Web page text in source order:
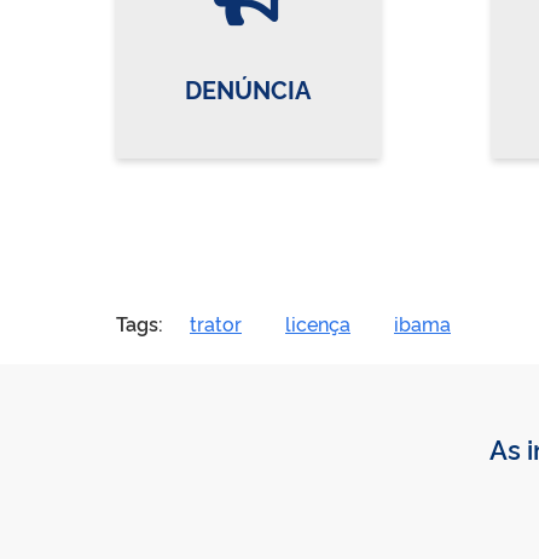
DENÚNCIA
Tags: trator licença ibama
As